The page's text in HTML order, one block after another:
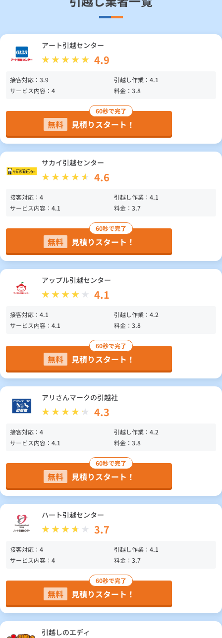
アート引越センター
4.9
接客対応： 3.9 引越し作業： 4.1
サービス内容： 4 料金： 3.8
60秒で完了
無料 見積りスタート！
サカイ引越センター
4.6
接客対応： 4 引越し作業： 4.1
サービス内容： 4.1 料金： 3.7
60秒で完了
無料 見積りスタート！
アップル引越センター
4.1
接客対応： 4.1 引越し作業： 4.2
サービス内容： 4.1 料金： 3.8
60秒で完了
無料 見積りスタート！
アリさんマークの引越社
4.3
接客対応： 4 引越し作業： 4.2
サービス内容： 4.1 料金： 3.8
60秒で完了
無料 見積りスタート！
ハート引越センター
3.7
接客対応： 4 引越し作業： 4.1
サービス内容： 4 料金： 3.7
60秒で完了
無料 見積りスタート！
引越しのエディ